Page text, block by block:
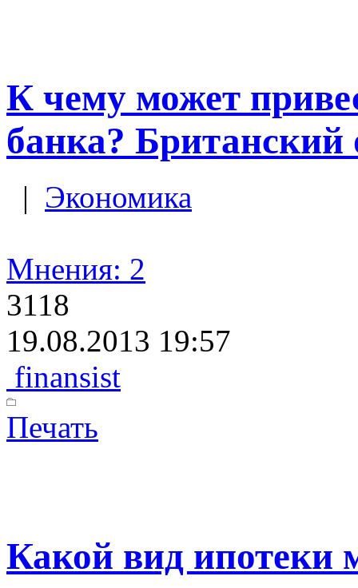
К чему может
банка?
| Экономика
Мнения: 2
3118
19.08.2013 19:57
finansist
Печать
Какой вид ипотеки